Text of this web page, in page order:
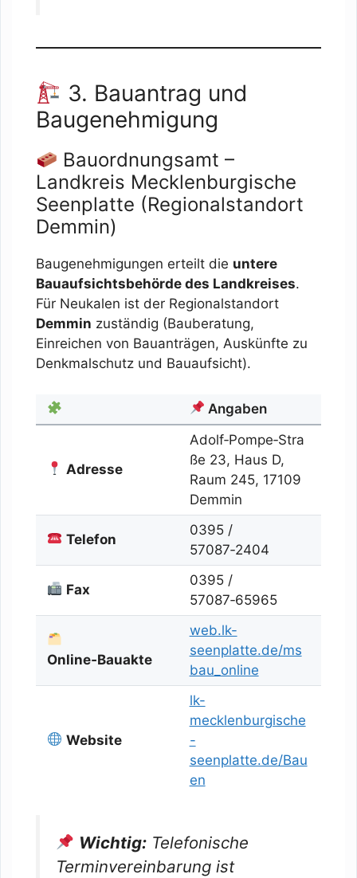
3. Bauantrag und
Baugenehmigung
Bauordnungsamt –
Landkreis Mecklenburgische
Seenplatte (Regionalstandort
Demmin)
Baugenehmigungen erteilt die untere
Bauaufsichtsbehörde des Landkreises.
Für Neukalen ist der Regionalstandort
Demmin zuständig (Bauberatung,
Einreichen von Bauanträgen, Auskünfte zu
Denkmalschutz und Bauaufsicht).
Angaben
Adresse
Adolf‑Pompe‑Stra
ße 23, Haus D,
Raum 245, 17109
Demmin
Telefon
0395 /
57087‑2404
Fax
0395 /
57087‑65965
Online‑Bauakte
web.lk-
seenplatte.de/ms
bau_online
Website
lk-
mecklenburgische
-
seenplatte.de/Bau
en
Wichtig: Telefonische
Terminvereinbarung ist